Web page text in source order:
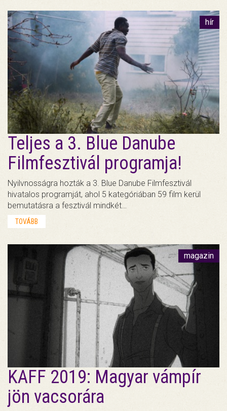
hír
Teljes a 3. Blue Danube
Filmfesztivál programja!
Nyilvnosságra hozták a 3. Blue Danube Filmfesztivál
hivatalos programját, ahol 5 kategóriában 59 film kerül
bemutatásra a fesztivál mindkét…
TOVÁBB
magazin
KAFF 2019: Magyar vámpír
jön vacsorára